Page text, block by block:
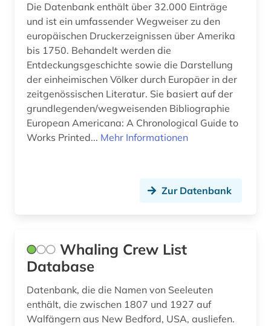
Die Datenbank enthält über 32.000 Einträge
und ist ein umfassender Wegweiser zu den
europäischen Druckerzeignissen über Amerika
bis 1750. Behandelt werden die
Entdeckungsgeschichte sowie die Darstellung
der einheimischen Völker durch Europäer in der
zeitgenössischen Literatur. Sie basiert auf der
grundlegenden/wegweisenden Bibliographie
European Americana: A Chronological Guide to
Works Printed... Mehr Informationen
Zur Datenbank
Whaling Crew List
Database
Datenbank, die die Namen von Seeleuten
enthält, die zwischen 1807 und 1927 auf
Walfängern aus New Bedford, USA, ausliefen.